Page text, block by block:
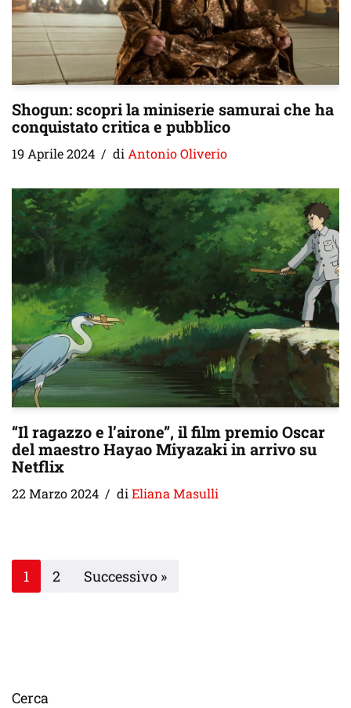
Shogun: scopri la miniserie samurai che ha
conquistato critica e pubblico
19 Aprile 2024 di Antonio Oliverio
“Il ragazzo e l’airone”, il film premio Oscar
del maestro Hayao Miyazaki in arrivo su
Netflix
22 Marzo 2024 di Eliana Masulli
1 2 Successivo »
Cerca